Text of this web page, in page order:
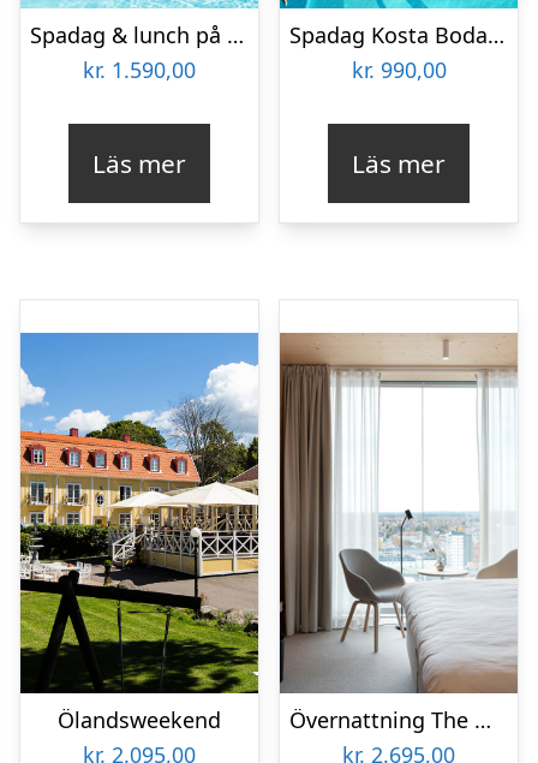
Spadag & lunch på Welcome Hotel för två
kr. 1.590,00
Läs mer
Spadag Kosta Boda Art Hotel för två
kr. 990,00
Läs mer
Ölandsweekend
kr. 2.095,00
Övernattning The Wood Hotel
kr. 2.695,00